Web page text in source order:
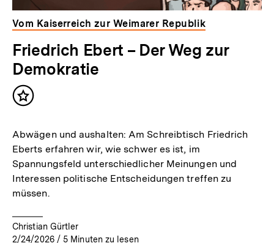
Vom Kaiserreich zur Weimarer Republik
Friedrich Ebert – Der Weg zur
Demokratie
Inhalt
Abwägen und aushalten: Am Schreibtisch Friedrich
Eberts erfahren wir, wie schwer es ist, im
Spannungsfeld unterschiedlicher Meinungen und
Interessen politische Entscheidungen treffen zu
müssen.
Christian Gürtler
2/24/2026 / 5 Minuten zu lesen